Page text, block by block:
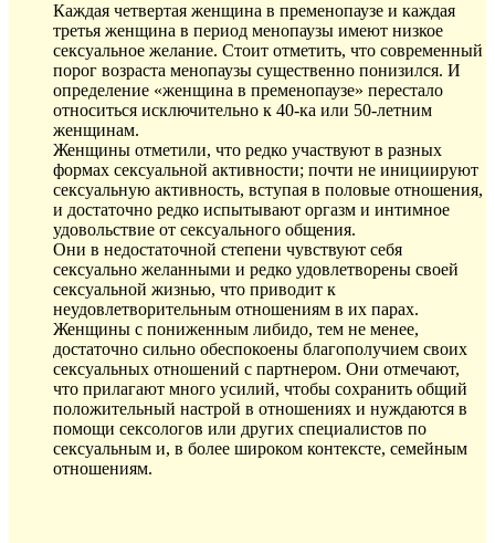
Каждая четвертая женщина в пременопаузе и каждая
третья женщина в период менопаузы имеют низкое
сексуальное желание. Стоит отметить, что современный
порог возраста менопаузы существенно понизился. И
определение «женщина в пременопаузе» перестало
относиться исключительно к 40-ка или 50-летним
женщинам.
Женщины отметили, что редко участвуют в разных
формах сексуальной активности; почти не инициируют
сексуальную активность, вступая в половые отношения,
и достаточно редко испытывают оргазм и интимное
удовольствие от сексуального общения.
Они в недостаточной степени чувствуют себя
сексуально желанными и редко удовлетворены своей
сексуальной жизнью, что приводит к
неудовлетворительным отношениям в их парах.
Женщины с пониженным либидо, тем не менее,
достаточно сильно обеспокоены благополучием своих
сексуальных отношений с партнером. Они отмечают,
что прилагают много усилий, чтобы сохранить общий
положительный настрой в отношениях и нуждаются в
помощи сексологов или других специалистов по
сексуальным и, в более широком контексте, семейным
отношениям.